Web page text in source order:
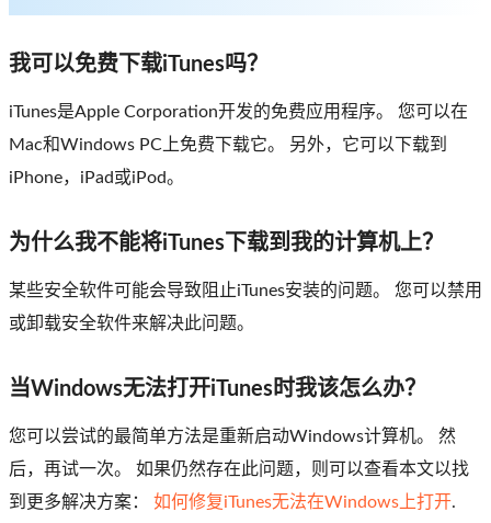
我可以免费下载iTunes吗？
iTunes是Apple Corporation开发的免费应用程序。 您可以在
Mac和Windows PC上免费下载它。 另外，它可以下载到
iPhone，iPad或iPod。
为什么我不能将iTunes下载到我的计算机上？
某些安全软件可能会导致阻止iTunes安装的问题。 您可以禁用
或卸载安全软件来解决此问题。
当Windows无法打开iTunes时我该怎么办？
您可以尝试的最简单方法是重新启动Windows计算机。 然
后，再试一次。 如果仍然存在此问题，则可以查看本文以找
到更多解决方案： 如何修复iTunes无法在Windows上打开.